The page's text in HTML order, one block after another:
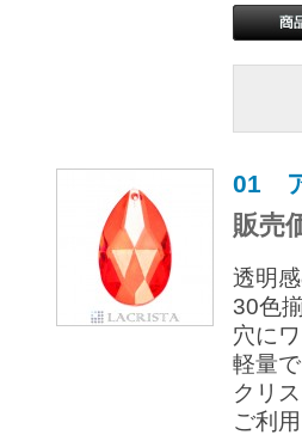
01
販売
透明
30色
穴に
軽量
クリ
ご利